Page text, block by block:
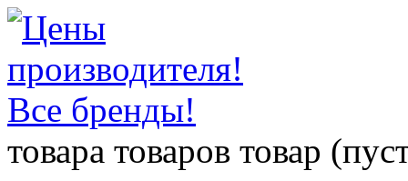
товара товаров товар